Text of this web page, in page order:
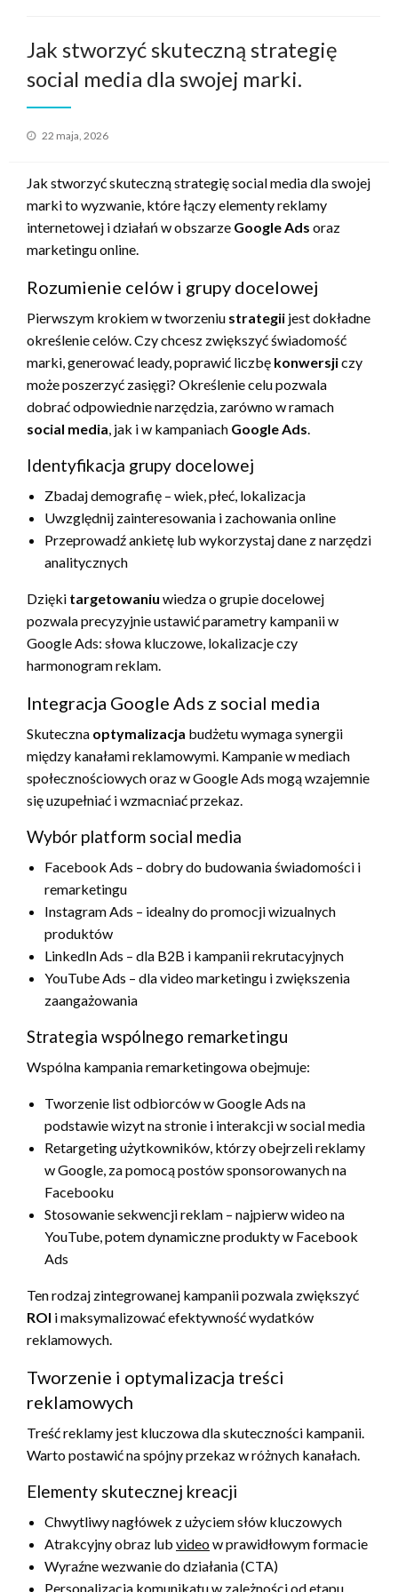
Jak stworzyć skuteczną strategię
social media dla swojej marki.
Opublikowane
22 maja, 2026
Jak stworzyć skuteczną strategię social media dla swojej
marki to wyzwanie, które łączy elementy reklamy
internetowej i działań w obszarze Google Ads oraz
marketingu online.
Rozumienie celów i grupy docelowej
Pierwszym krokiem w tworzeniu strategii jest dokładne
określenie celów. Czy chcesz zwiększyć świadomość
marki, generować leady, poprawić liczbę konwersjiczy
może poszerzyć zasięgi? Określenie celu pozwala
dobrać odpowiednie narzędzia, zarówno w ramach
social media, jak i w kampaniach Google Ads.
Identyfikacja grupy docelowej
Zbadaj demografię – wiek, płeć, lokalizacja
Uwzględnij zainteresowania i zachowania online
Przeprowadź ankietę lub wykorzystaj dane z narzędzi
analitycznych
Dzięki targetowaniu wiedza o grupie docelowej
pozwala precyzyjnie ustawić parametry kampanii w
Google Ads: słowa kluczowe, lokalizacje czy
harmonogram reklam.
Integracja Google Ads z social media
Skuteczna optymalizacja budżetu wymaga synergii
między kanałami reklamowymi. Kampanie w mediach
społecznościowych oraz w Google Ads mogą wzajemnie
się uzupełniać i wzmacniać przekaz.
Wybór platform social media
Facebook Ads – dobry do budowania świadomości i
remarketingu
Instagram Ads – idealny do promocji wizualnych
produktów
LinkedIn Ads – dla B2B i kampanii rekrutacyjnych
YouTube Ads – dla video marketingu i zwiększenia
zaangażowania
Strategia wspólnego remarketingu
Wspólna kampania remarketingowa obejmuje:
Tworzenie list odbiorców w Google Ads na
podstawie wizyt na stronie i interakcji w social media
Retargeting użytkowników, którzy obejrzeli reklamy
w Google, za pomocą postów sponsorowanych na
Facebooku
Stosowanie sekwencji reklam – najpierw wideo na
YouTube, potem dynamiczne produkty w Facebook
Ads
Ten rodzaj zintegrowanej kampanii pozwala zwiększyć
ROI i maksymalizować efektywność wydatków
reklamowych.
Tworzenie i optymalizacja treści
reklamowych
Treść reklamy jest kluczowa dla skuteczności kampanii.
Warto postawić na spójny przekaz w różnych kanałach.
Elementy skutecznej kreacji
Chwytliwy nagłówek z użyciem słów kluczowych
Atrakcyjny obraz lub videow prawidłowym formacie
Wyraźne wezwanie do działania (CTA)
Personalizacja komunikatu w zależności od etapu